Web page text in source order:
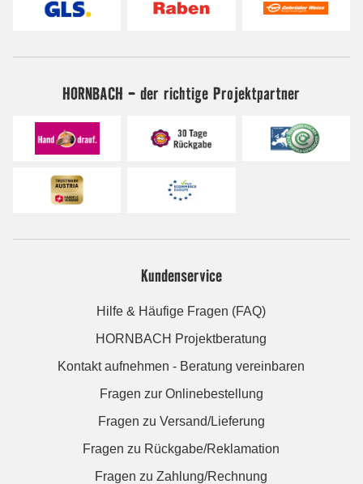
HORNBACH - der richtige Projektpartner
Kundenservice
Hilfe & Häufige Fragen (FAQ)
HORNBACH Projektberatung
Kontakt aufnehmen - Beratung vereinbaren
Fragen zur Onlinebestellung
Fragen zu Versand/Lieferung
Fragen zu Rückgabe/Reklamation
Fragen zu Zahlung/Rechnung